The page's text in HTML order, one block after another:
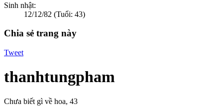
Sinh nhật:
12/12/82 (Tuổi: 43)
Chia sẻ trang này
Tweet
thanhtungpham
Chưa biết gì về hoa, 43